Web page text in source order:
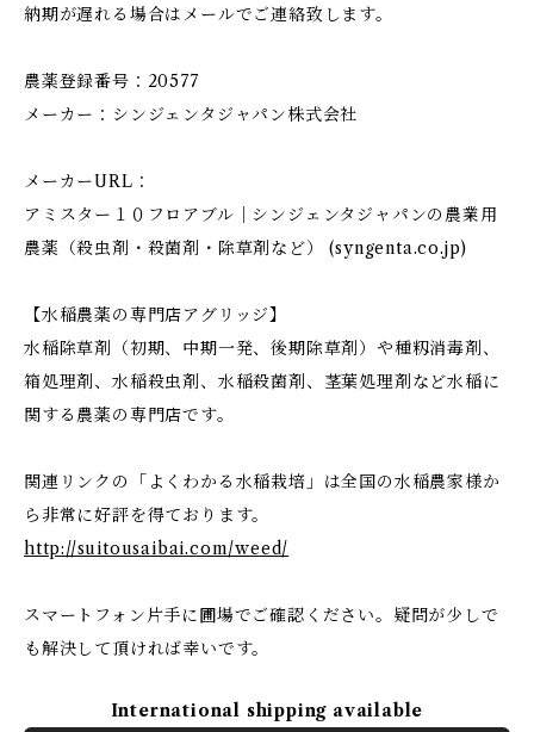
納期が遅れる場合はメールでご連絡致します。
農薬登録番号：20577
メーカー：シンジェンタジャパン株式会社
メーカーURL：
アミスター１０フロアブル｜シンジェンタジャパンの農業用
農薬（殺虫剤・殺菌剤・除草剤など） (syngenta.co.jp)
【水稲農薬の専門店アグリッジ】
水稲除草剤（初期、中期一発、後期除草剤）や種籾消毒剤、
箱処理剤、水稲殺虫剤、水稲殺菌剤、茎葉処理剤など水稲に
関する農薬の専門店です。
関連リンクの「よくわかる水稲栽培」は全国の水稲農家様か
ら非常に好評を得ております。
http://suitousaibai.com/weed/
スマートフォン片手に圃場でご確認ください。疑問が少しで
も解決して頂ければ幸いです。
International shipping available